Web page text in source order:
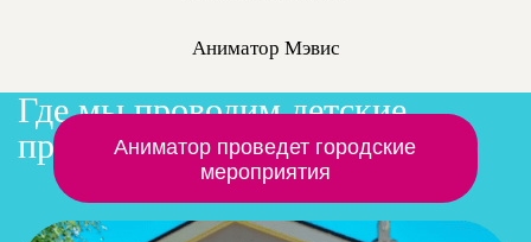
Аниматор Мэвис
Где мы проводим детские
праздникиЗаказать аниматора на дом
Аниматор проведет городские
мероприятия